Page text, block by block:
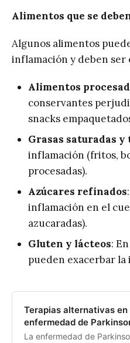
e interesantes de lo que
artículo, exploraremos
Alimentos que se
Algunos alimentos
inflamación y deben ser
Alimentos
conservantes
snacks
Grasas saturadas y
inflamación (fritos,
procesadas).
Azúcares refinados
inflamación en el
azucaradas).
Gluten y lácteos:
pueden exacerbar la
Terapias alternativas en
enfermedad de
La enfermedad de